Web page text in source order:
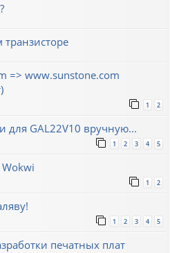
=> www.sunstone.com
1 2
для GAL22V10 вручную...
1 2 3 4 5
1 2
1 2 3 4 5
печатных плат